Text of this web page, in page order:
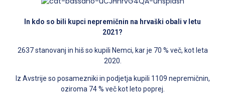
In kdo so bili kupci nepremičnin na hrvaški obali v letu
2021?
2637 stanovanj in hiš so kupili Nemci, kar je 70 % več, kot leta
2020.
Iz Avstrije so posamezniki in podjetja kupili 1109 nepremičnin,
oziroma 74 % več kot leto poprej.